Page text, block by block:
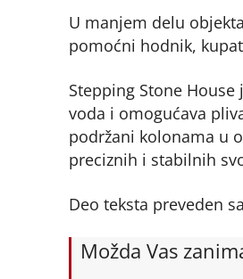
U manjem delu
pomoćni hodnik,
Stepping Stone
voda i omogućava
podržani kolonama u
preciznih i stabilnih
Deo teksta preveden
Možda Vas